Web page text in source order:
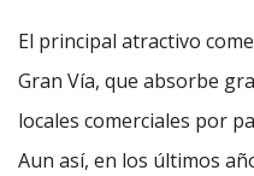
El principal atractivo
Gran Vía, que absorbe
locales comerciales por
Aun así, en los últimos